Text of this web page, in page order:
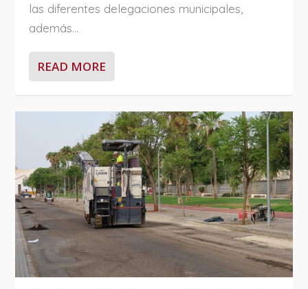
las diferentes delegaciones municipales,
además...
READ MORE